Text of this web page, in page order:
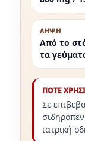
ΛΗΨΗ
Από το
τα
ΠΟΤΕ
Σε
ιατρική